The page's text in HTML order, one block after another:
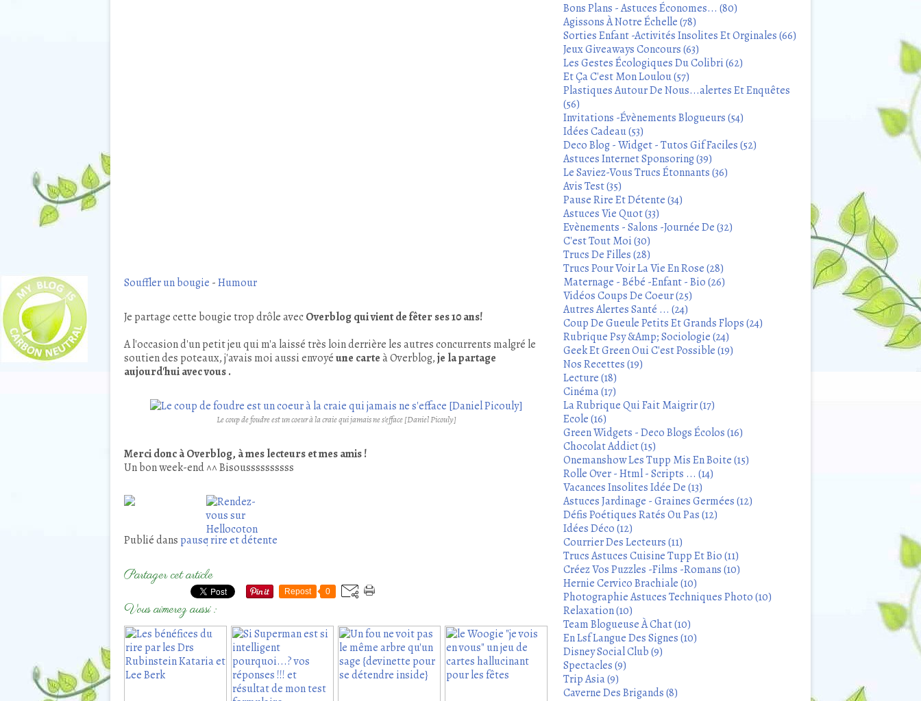
Souffler un bougie -Humour
Je partage cette bougie trop drôle avecOverblog qui vient de fêter ses 10 ans!
A l'occasion d'un petit jeu qui m'a laissé très loin derrière les autres concurrents malgré le
soutien des poteaux, j'avais moi aussi envoyéune carte à Overblog,je la partage
aujourd'hui avec vous .
Le coup de foudre est un coeur à la craie qui jamais ne s'efface [Daniel Picouly]
Merci donc à Overblog, à mes lecteurs et mes amis !
Un bon week-end ^^ Bisoussssssssss
Publié dans pause rire et détente
Partager cet article
Repost 0
Vous aimerez aussi :
Bons Plans - Astuces Économes... (80)
Agissons À Notre Échelle (78)
Sorties Enfant -Activités Insolites Et Orginales (66)
Jeux Giveaways Concours (63)
Les Gestes Écologiques Du Colibri (62)
Et Ça C'est Mon Loulou (57)
Plastiques Autour De Nous...alertes Et Enquêtes
(56)
Invitations -Évènements Blogueurs (54)
Idées Cadeau (53)
Deco Blog - Widget - Tutos Gif Faciles (52)
Astuces Internet Sponsoring (39)
Le Saviez-Vous Trucs Étonnants (36)
Avis Test (35)
Pause Rire Et Détente (34)
Astuces Vie Quot (33)
Evènements - Salons -Journée De (32)
C'est Tout Moi (30)
Trucs De Filles (28)
Trucs Pour Voir La Vie En Rose (28)
Maternage - Bébé -Enfant - Bio (26)
Vidéos Coups De Coeur (25)
Autres Alertes Santé ... (24)
Coup De Gueule Petits Et Grands Flops (24)
Rubrique Psy &Amp; Sociologie (24)
Geek Et Green Oui C'est Possible (19)
Nos Recettes (19)
Lecture (18)
Cinéma (17)
La Rubrique Qui Fait Maigrir (17)
Ecole (16)
Green Widgets - Deco Blogs Écolos (16)
Chocolat Addict (15)
Onemanshow Les Tupp Mis En Boite (15)
Rolle Over - Html - Scripts ... (14)
Vacances Insolites Idée De (13)
Astuces Jardinage - Graines Germées (12)
Défis Poétiques Ratés Ou Pas (12)
Idées Déco (12)
Courrier Des Lecteurs (11)
Trucs Astuces Cuisine Tupp Et Bio (11)
Créez Vos Puzzles -Films -Romans (10)
Hernie Cervico Brachiale (10)
Photographie Astuces Techniques Photo (10)
Relaxation (10)
Team Blogueuse À Chat (10)
En Lsf Langue Des Signes (10)
Disney Social Club (9)
Spectacles (9)
Trip Asia (9)
Caverne Des Brigands (8)